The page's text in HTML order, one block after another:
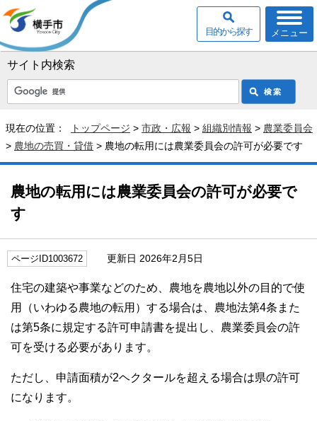
サイト内検索
メニュー
目的から探す
現在の位置： トップページ > 市政・広報 > 組織別情報 > 農業委員会
> 農地の売買・貸借 > 農地の転用には農業委員会の許可が必要です
農地の転用には農業委員会の許可が必要で
す
ページID1003672 更新日 2026年2月5日
住宅の建築や事業などのため、農地を農地以外の目的で使
用（いわゆる農地の転用）する場合は、農地法第4条また
は第5条に規定する許可申請書を提出し、農業委員会の許
可を受ける必要があります。
ただし、申請面積が2ヘクタールを超える場合は県の許可
になります。